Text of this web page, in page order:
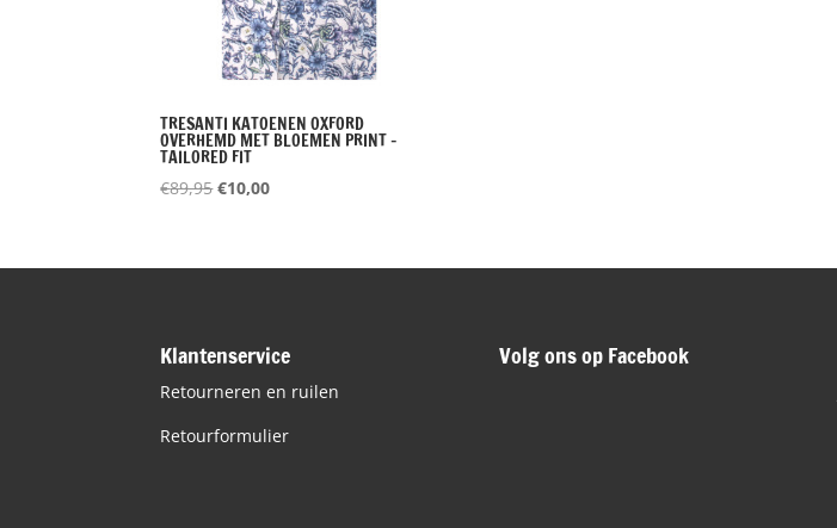
TRESANTI KATOENEN OXFORD
OVERHEMD MET BLOEMEN PRINT –
TAILORED FIT
€89,95Oorspronkelijke
€89,95.
€10,00Huidige
€10,00.
Klantenservice
Retourneren en ruilen
Retourformulier
Volg ons op Facebook